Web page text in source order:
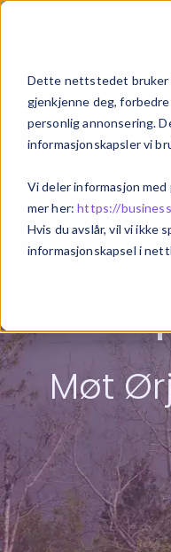
Dette nettstedet bruker
gjenkjenne deg,
personlig annonsering.
informasjonskapsler vi
Vi deler informasjon
mer her:https://
Hvis du avslår, vil vi
informasjonskapsel i
Møt